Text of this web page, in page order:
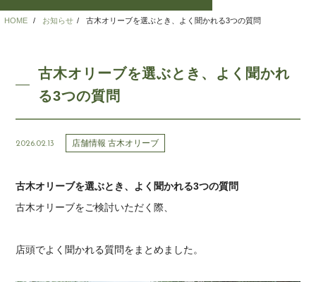
HOME お知らせ 古木オリーブを選ぶとき、よく聞かれる3つの質問
古木オリーブを選ぶとき、よく聞かれ
る3つの質問
2026.02.13 店舗情報 古木オリーブ
古木オリーブを選ぶとき、よく聞かれる3つの質問
古木オリーブをご検討いただく際、
店頭でよく聞かれる質問をまとめました。